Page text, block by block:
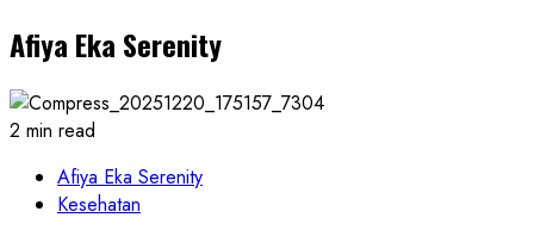
Club,
Satpom
TNI
AU
Adisutjipto,
dan
Afiya Eka Serenity
2 min read
Afiya Eka Serenity
Kesehatan